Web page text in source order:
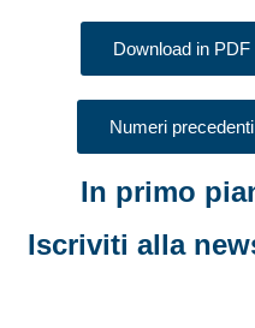
Download in PDF
Numeri precedenti
In primo
Iscriviti alla